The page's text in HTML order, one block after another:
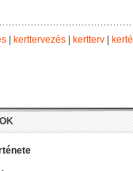
kerttervezés kertterv